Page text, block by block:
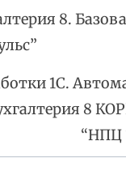
8.
1С.
8
“НПЦ